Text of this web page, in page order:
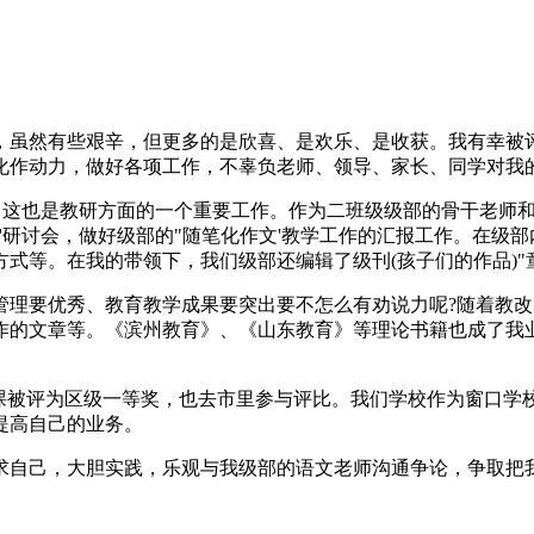
然有些艰辛，但更多的是欣喜、是欢乐、是收获。我有幸
动力，做好各项工作，不辜负老师、领导、家长、同学对
也是教研方面的一个重要工作。作为二班级级部的骨干老师
讨会，做好级部的"随笔化作文'教学工作的汇报工作。在级
等。在我的带领下，我们级部还编辑了级刊(孩子们的作品
要优秀、教育教学成果要突出要不怎么有劝说力呢?随着教
文章等。《滨州教育》、《山东教育》等理论书籍也成了
评为区级一等奖，也去市里参与评比。我们学校作为窗口
自己的业务。
己，大胆实践，乐观与我级部的语文老师沟通争论，争取把